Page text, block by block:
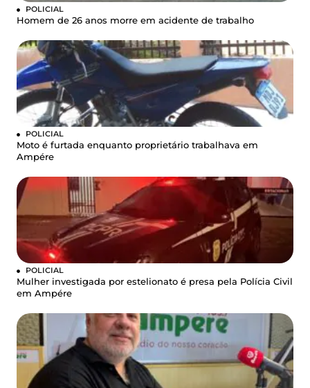
POLICIAL
Homem de 26 anos morre em acidente de trabalho
POLICIAL
Moto é furtada enquanto proprietário trabalhava em
Ampére
POLICIAL
Mulher investigada por estelionato é presa pela Polícia Civil
em Ampére